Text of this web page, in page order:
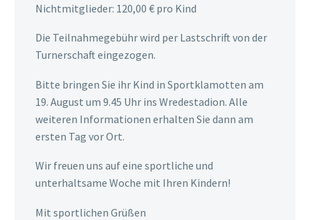
Nichtmitglieder: 120,00 € pro Kind
Die Teilnahmegebühr wird per Lastschrift von der
Turnerschaft eingezogen.
Bitte bringen Sie ihr Kind in Sportklamotten am
19. August um 9.45 Uhr ins Wredestadion. Alle
weiteren Informationen erhalten Sie dann am
ersten Tag vor Ort.
Wir freuen uns auf eine sportliche und
unterhaltsame Woche mit Ihren Kindern!
Mit sportlichen Grüßen